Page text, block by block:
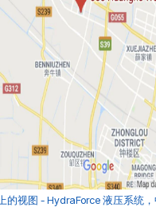
的视图 - HydraForce 液压系统